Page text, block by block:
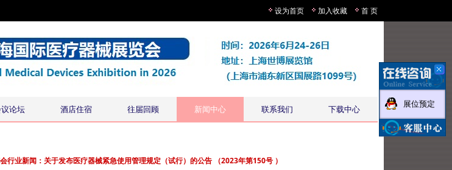
设为首页 加入收藏 首 页
论坛 酒店住宿 往届回顾 新闻中心 联系我们 下载中心
行业新闻：关于发布医疗器械紧急使用管理规定（试行）的公告 （2023年第150号 ）
展位预定